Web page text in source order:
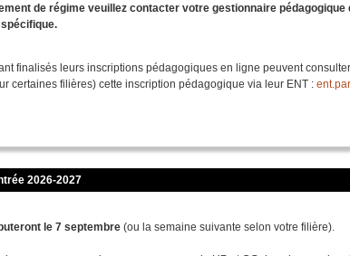
de régime veuillez contacter votre gestionnaire pédagogique
finalisés leurs inscriptions pédagogiques en ligne peuvent
certaines filières) cette inscription pédagogique via leur ENT :
2026-2027
le 7 septembre(ou la semaine suivante selon votre filière).